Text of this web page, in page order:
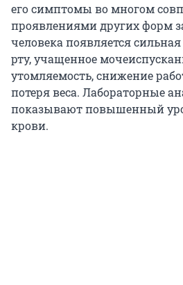
его симптомы во многом
проявлениями других форм
человека появляется
рту, учащенное
утомляемость, снижение
потеря веса. Лабораторные
показывают повышенный
крови.